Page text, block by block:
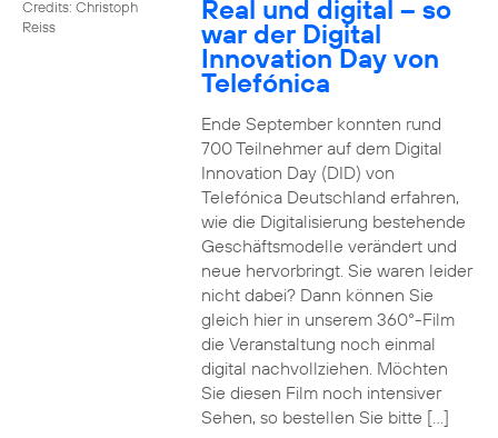
Credits: Christoph
Reiss
Real und digital – so
war der Digital
Innovation Day von
Telefónica
Ende September konnten rund
700 Teilnehmer auf dem Digital
Innovation Day (DID) von
Telefónica Deutschland erfahren,
wie die Digitalisierung bestehende
Geschäftsmodelle verändert und
neue hervorbringt. Sie waren leider
nicht dabei? Dann können Sie
gleich hier in unserem 360°-Film
die Veranstaltung noch einmal
digital nachvollziehen. Möchten
Sie diesen Film noch intensiver
Sehen, so bestellen Sie bitte […]